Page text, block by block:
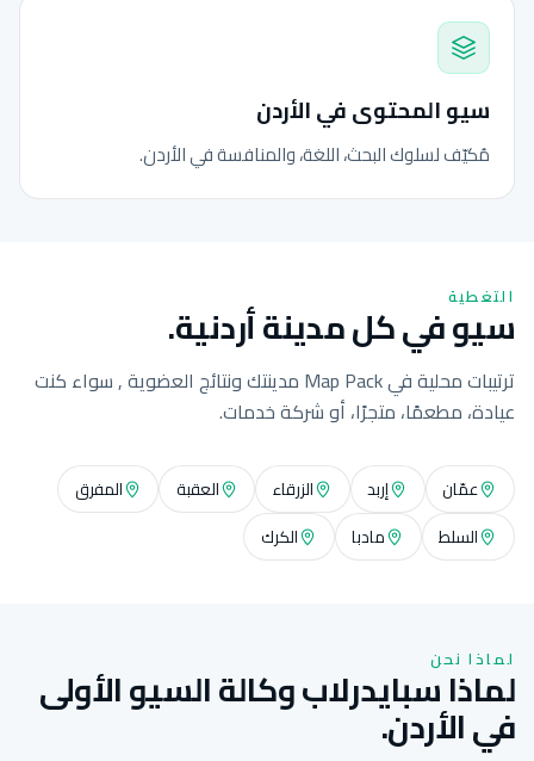
سيو المحتوى في الأردن
مُكيّف لسلوك البحث، اللغة، والمنافسة في الأردن.
التغطية
سيو في كل مدينة أردنية.
ترتيبات محلية في Map Pack مدينتك ونتائج العضوية , سواء كنت
عيادة، مطعمًا، متجرًا، أو شركة خدمات.
عمّان إربد الزرقاء العقبة
المفرق
السلط
مادبا الكرك
لماذا نحن
لماذا سبايدرلاب وكالة السيو الأولى
في الأردن.